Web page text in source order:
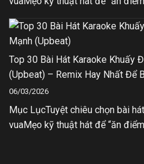
Top 30 Bài Hát Karaoke Khuấy
(Upbeat) – Remix Hay Nhất Để
06/03/2026
Mục LụcTuyệt chiêu chọn bài
vuaMẹo kỹ thuật hát để “ăn